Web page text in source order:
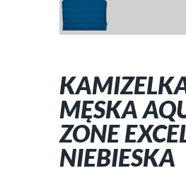
MĘSKA
ZONE
NIEBIESKA